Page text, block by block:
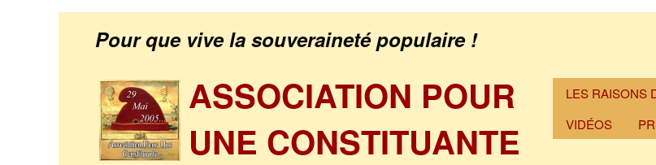
Pour que vive la souveraineté populaire !
ASSOCIATION POUR
UNE CONSTITUANTE
LES RAISONS
VIDÉOS